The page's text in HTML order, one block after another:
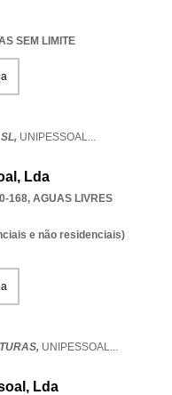
SEM LIMITE
UNIPESSOAL...
Lda
168, AGUAS LIVRES
e não residenciais)
UNIPESSOAL...
Lda